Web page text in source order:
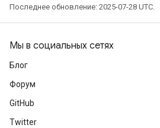
Последнее обновление: 2025-07-28 UTC.
Мы в социальных сетях
Блог
Форум
GitHub
Twitter